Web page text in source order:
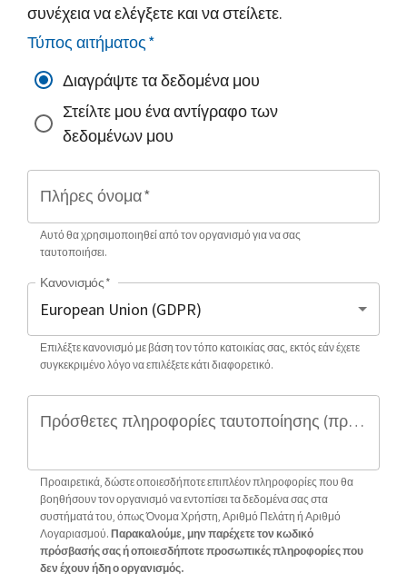
συνέχεια να ελέγξετε και να στείλετε.
Τύπος αιτήματος*
Διαγράψτε τα δεδομένα μου
Στείλτε μου ένα αντίγραφο των
δεδομένων μου
Πλήρες όνομα*
Αυτό θα χρησιμοποιηθεί από τον οργανισμό για να σας
ταυτοποιήσει.
Κανονισμός*
Επιλέξτε κανονισμό με βάση τον τόπο κατοικίας σας, εκτός εάν έχετε
συγκεκριμένο λόγο να επιλέξετε κάτι διαφορετικό.
Πρόσθετες πληροφορίες ταυτοποίησης (προαιρετικό)
Προαιρετικά, δώστε οποιεσδήποτε επιπλέον πληροφορίες που θα
βοηθήσουν τον οργανισμό να εντοπίσει τα δεδομένα σας στα
συστήματά του, όπως Όνομα Χρήστη, Αριθμό Πελάτη ή Αριθμό
Λογαριασμού. Παρακαλούμε, μην παρέχετε τον κωδικό
πρόσβασής σας ή οποιεσδήποτε προσωπικές πληροφορίες που
δεν έχουν ήδη ο οργανισμός.